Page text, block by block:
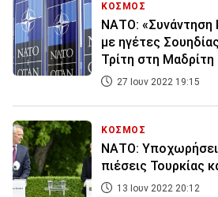
ΚΟΣΜΟΣ
ΝΑΤΟ: «Συνάντηση
με ηγέτες
Τρίτη στη Μαδρίτη
27 Ιουν 2022 19:15
ΚΟΣΜΟΣ
ΝΑΤΟ:
πιέσεις Τουρκίας
13 Ιουν 2022 20:12